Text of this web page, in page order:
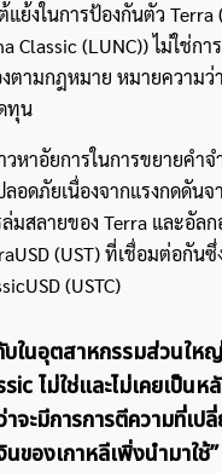
แย้งในการป้องกันตัว
Classic (LUNC)) ไม่ใช่ก
ตามกฎหมาย หมายความว่
ทุน
หาอัยการในการขยายคำจ
อดภัยเนื่องจากแรงกดดัน
มสลายของ Terra และอัล
(UST) ที่เชื่อมต่อกัน
(USTC)
บในอุตสาหกรรมส่วนใหญ่
ไม่ใช่และไม่เคยเป็น
จะมีการการตีความที่เป
นของเกาหลีเพิ่งนำมาใช้”